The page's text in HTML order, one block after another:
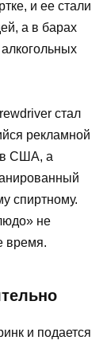
и ее стали
а в барах
стал
рекламной
в США, а
спиртному.
не
время.
и подается